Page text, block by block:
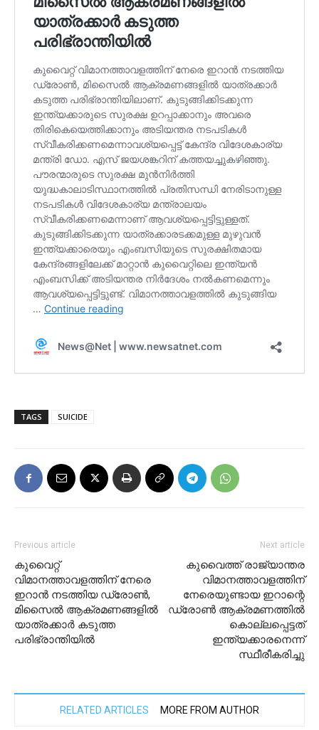
TAGS SUICIDE
Previous article
കുവൈറ്റ്
വിമാനത്താവളത്തിന് നേരെ
ഇറാൻ നടത്തിയ ഡ്രോൺ,
മിസൈൽ ആക്രമണങ്ങളിൽ
യാത്രക്കാർ കടുത്ത
പരിഭ്രാന്തിയില്‍
Next article
കുവൈത്ത് രാജ്യാന്തര
വിമാനത്താവളത്തിന്
നേരെയുണ്ടായ ഇറാന്റെ
ഡ്രോണ്‍ ആക്രമണത്തില്‍
കൊല്ലപ്പെട്ടത്
ഇന്ത്യക്കാരനെന്ന്
സ്ഥീരീകരിച്ചു
RELATED ARTICLES MORE FROM AUTHOR